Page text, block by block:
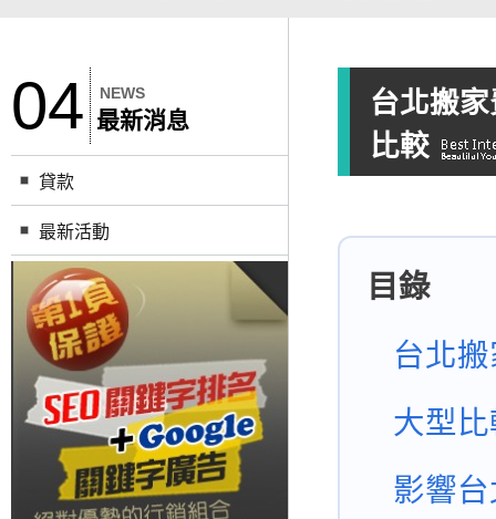
04 NEWS
最新消息
貸款
最新活動
台北搬
比較
目錄
台北
大型
影響